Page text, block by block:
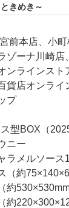
きめき～
前本店、小
ゾーナ川崎店
ンラインスト
貨店オンラ
プ
型BOX（
ニー
ラメルソース
（約
約
約